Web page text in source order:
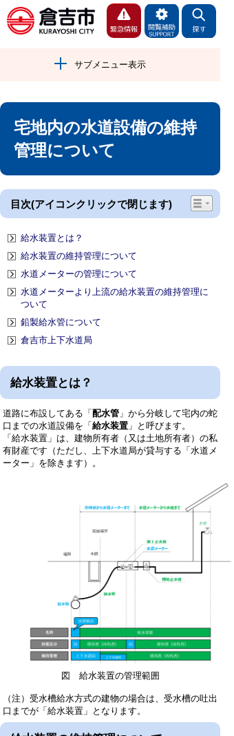
サブメニュー表示
宅地内の水道設備の維持
管理について
目次(アイコンクリックで閉じます)
給水装置とは？
給水装置の維持管理について
水道メーターの管理について
水道メーターより上流の給水装置の維持管理に
ついて
鉛製給水管について
倉吉市上下水道局
給水装置とは？
道路に布設してある「 配水管 」から分岐して宅内の蛇
口までの水道設備を「 給水装置 」と呼びます。
「給水装置」は、建物所有者（又は土地所有者）の私
有財産です（ただし、上下水道局が貸与する「水道メ
ーター」を除きます）。
図 給水装置の管理範囲
（注）受水槽給水方式の建物の場合は、受水槽の吐出
口までが「給水装置」となります。